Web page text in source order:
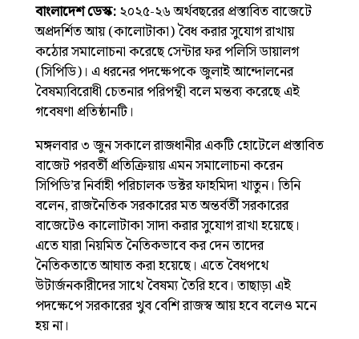
বাংলাদেশ ডেস্ক:২০২৫-২৬ অর্থবছরের প্রস্তাবিত বাজেটে
অপ্রদর্শিত আয় (কালোটাকা) বৈধ করার সুযোগ রাখায়
কঠোর সমালোচনা করেছে সেন্টার ফর পলিসি ডায়ালগ
(সিপিডি)। এ ধরনের পদক্ষেপকে জুলাই আন্দোলনের
বৈষম্যবিরোধী চেতনার পরিপন্থী বলে মন্তব্য করেছে এই
গবেষণা প্রতিষ্ঠানটি।
মঙ্গলবার ৩ জুন সকালে রাজধানীর একটি হোটেলে প্রস্তাবিত
বাজেট পরবর্তী প্রতিক্রিয়ায় এমন সমালোচনা করেন
সিপিডি’র নির্বাহী পরিচালক ডক্টর ফাহমিদা খাতুন। তিনি
বলেন, রাজনৈতিক সরকারের মত অন্তর্বর্তী সরকারের
বাজেটেও কালোটাকা সাদা করার সুযোগ রাখা হয়েছে।
এতে যারা নিয়মিত নৈতিকভাবে কর দেন তাদের
নৈতিকতাতে আঘাত করা হয়েছে। এতে বৈধপথে
উটার্জনকারীদের সাথে বৈষম্য তৈরি হবে। তাছাড়া এই
পদক্ষেপে সরকারের খুব বেশি রাজস্ব আয় হবে বলেও মনে
হয় না।